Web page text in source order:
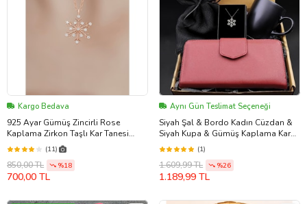
Kargo Bedava
925 Ayar Gümüş Zincirli Rose
Kaplama Zirkon Taşlı Kar Tanesi
Kolye
(11)
850,00 TL %18
700,00 TL
Aynı Gün Teslimat Seçeneği
Siyah Şal & Bordo Kadın Cüzdan &
Siyah Kupa & Gümüş Kaplama Kar
Tanesi Kolye Hediye Seti (Model 1)
(1)
1.609,99 TL %26
1.189,99 TL